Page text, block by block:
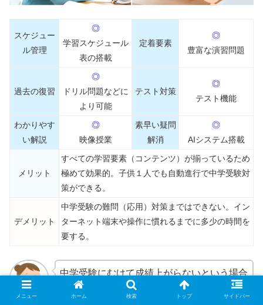
スケジュー
ル管理
◎
学習スケジュール
表の搭載
定着要素
◎
豊富な演習問題
過去の復習
◎
ドリル問題などに
より可能
テスト対策
◎
テスト機能
わかりやす
い解説
◎
映像授業
素早い疑問
解消
◎
AIシステム搭載
メリット
すべての学習要素（コンテンツ）が揃っているため
極めて効果的。子供１人でも自動進行で中学受験対
策ができる。
デメリット
中学受験の難問（応用）対策まではできない。イン
ターネット端末や操作に慣れるまでに多少の時間を
要する。
中学受験にむけて成績上がらないという場合
に、かなり効果的といえる学習スタイルがこ
メニュー ホーム 検索 トップ サイドバー